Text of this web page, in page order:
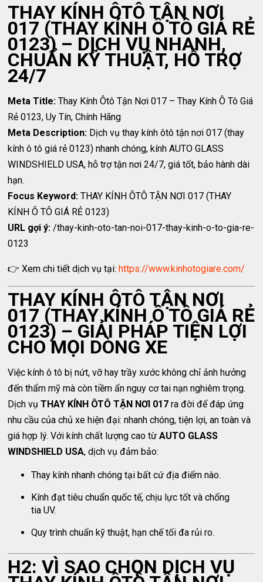
THAY KÍNH ÔTÔ TẬN NƠI
017 (THAY KÍNH Ô TÔ GIÁ RẺ
0123) – DỊCH VỤ NHANH,
CHUẨN KỸ THUẬT, HỖ TRỢ
24/7
Meta Title: Thay Kính Ôtô Tận Nơi 017 – Thay Kính Ô Tô Giá
Rẻ 0123, Uy Tín, Chính Hãng
Meta Description: Dịch vụ thay kính ôtô tận nơi 017 (thay
kính ô tô giá rẻ 0123) nhanh chóng, kính AUTO GLASS
WINDSHIELD USA, hỗ trợ tận nơi 24/7, giá tốt, bảo hành dài
hạn.
Focus Keyword: THAY KÍNH ÔTÔ TẬN NƠI 017 (THAY
KÍNH Ô TÔ GIÁ RẺ 0123)
URL gợi ý: /thay-kinh-oto-tan-noi-017-thay-kinh-o-to-gia-re-
0123
👉 Xem chi tiết dịch vụ tại:https://www.kinhotogiare.com/
THAY KÍNH ÔTÔ TẬN NƠI
017 (THAY KÍNH Ô TÔ GIÁ RẺ
0123) – GIẢI PHÁP TIỆN LỢI
CHO MỌI DÒNG XE
Việc kính ô tô bị nứt, vỡ hay trầy xước không chỉ ảnh hưởng
đến thẩm mỹ mà còn tiềm ẩn nguy cơ tai nạn nghiêm trọng.
Dịch vụTHAY KÍNH ÔTÔ TẬN NƠI 017 ra đời để đáp ứng
nhu cầu của chủ xe hiện đại: nhanh chóng, tiện lợi, an toàn và
giá hợp lý. Với kính chất lượng cao từAUTO GLASS
WINDSHIELD USA, dịch vụ đảm bảo:
Thay kính nhanh chóng tại bất cứ địa điểm nào.
Kính đạt tiêu chuẩn quốc tế, chịu lực tốt và chống
tia UV.
Quy trình chuẩn kỹ thuật, hạn chế tối đa rủi ro.
H2: VÌ SAO CHỌN DỊCH VỤ